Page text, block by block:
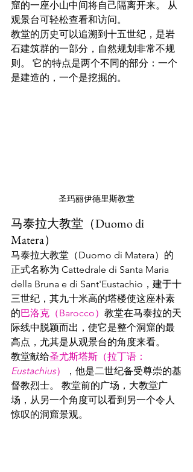
窟的一座小山中间将自己隔离开来。 从
观景台可轻松查看和访问。
教堂的历史可以追溯到十五世纪，是岩
石建筑群的一部分，自然规划非常不规
则。 它的特点是两个不同的部分：一个
是建造的，一个是挖掘的。
圣玛丽伊德里斯教堂
马泰拉大教堂（Duomo di
Matera）
马泰拉大教堂（Duomo di Matera）的
正式名称为 Cattedrale di Santa Maria
della Bruna e di Sant'Eustachio，建于十
三世纪，其九十米高的塔楼使这座朴素
的巴洛克（Barocco） 教堂在马泰拉的天
际线中脱颖而出，使它是整个洞窟的最
高点，尤其是从观景台的角度来看。
教堂献给圣尤斯塔斯（拉丁语：
Eustachius）
，他是二世纪备受尊崇的基
督教烈士。 教堂前的广场，大教堂广
场，从另一个角度可以看到另一个令人
惊叹的洞窟景观。